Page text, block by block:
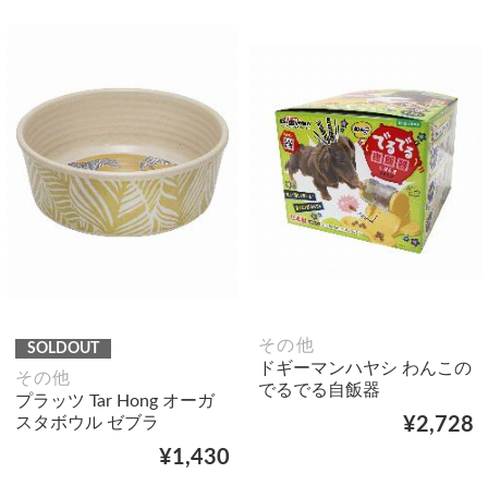
SOLDOUT
その他
プラッツ Tar Hong オーガ
スタボウル ゼブラ
¥1,430
その他
ドギーマンハヤシ わんこの
でるでる自飯器
¥2,728